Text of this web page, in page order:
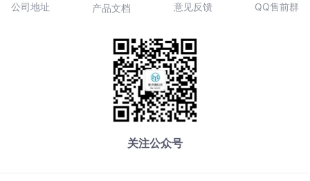
公司地址 产品文档 意见反馈 QQ售前群
关注公众号